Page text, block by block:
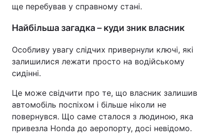
ще перебував у справному стані.
Найбільша загадка – куди зник власник
Особливу увагу слідчих привернули ключі, які
залишилися лежати просто на водійському
сидінні.
Це може свідчити про те, що власник залишив
автомобіль поспіхом і більше ніколи не
повернувся. Що саме сталося з людиною, яка
привезла Honda до аеропорту, досі невідомо.